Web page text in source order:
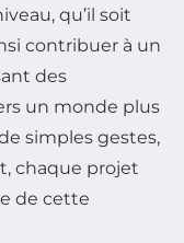
qu’il soit
contribuer à un
des
un monde plus
simples gestes,
chaque projet
de cette